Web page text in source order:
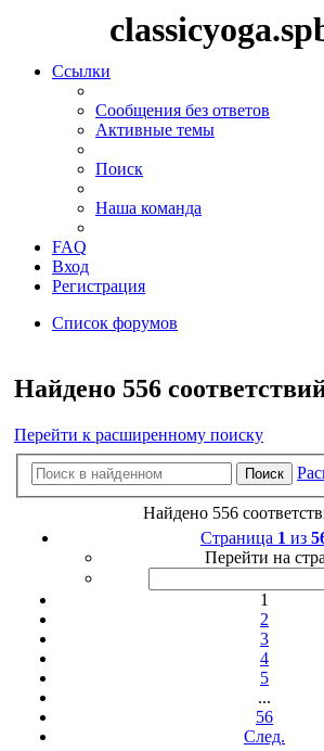
Ссылки
Сообщения без ответов
Активные темы
Поиск
Наша команда
FAQ
Вход
Регистрация
Список форумов
Найдено 556
Перейти к расширенному поиску
Поиск
Найдено 556
Страница 1 из
Перейти на
1
2
3
4
5
...
56
След.